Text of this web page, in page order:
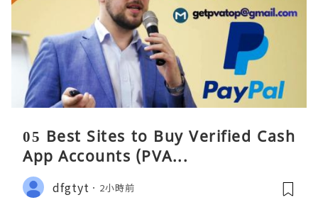
05 Best Sites to Buy Verified Cash
App Accounts (PVA...
dfgtyt 2小時前